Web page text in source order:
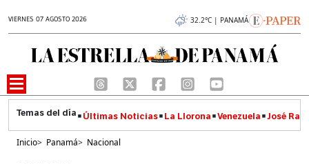
VIERNES 07 AGOSTO 2026 32.2°C | PANAMÁ
Últimas Noticias La Llorona Venezuela José
Inicio> Panamá> Nacional